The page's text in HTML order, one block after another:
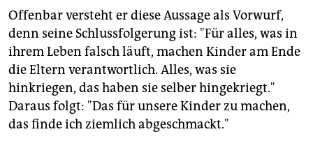
Offenbar versteht er diese Aussage als Vorwurf,
denn seine Schlussfolgerung ist: "Für alles, was in
ihrem Leben falsch läuft, machen Kinder am Ende
die Eltern verantwortlich. Alles, was sie
hinkriegen, das haben sie selber hingekriegt."
Daraus folgt: "Das für unsere Kinder zu machen,
das finde ich ziemlich abgeschmackt."